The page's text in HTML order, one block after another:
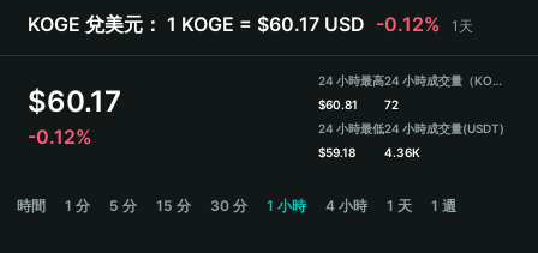
Português (Portugal)
हिन्दी
Español (Argentina)
KOGE 兌美元： 1 KOGE = $60.17 USD -0.12% 1天
$60.17
-0.12%
24 小時最高
$60.81
24 小時最低
$59.18
24 小時成交量（KOGE）
72
24 小時成交量(USDT)
4.36K
時間 1 分 5 分 15 分 30 分 1 小時 4 小時 1 天 1 週